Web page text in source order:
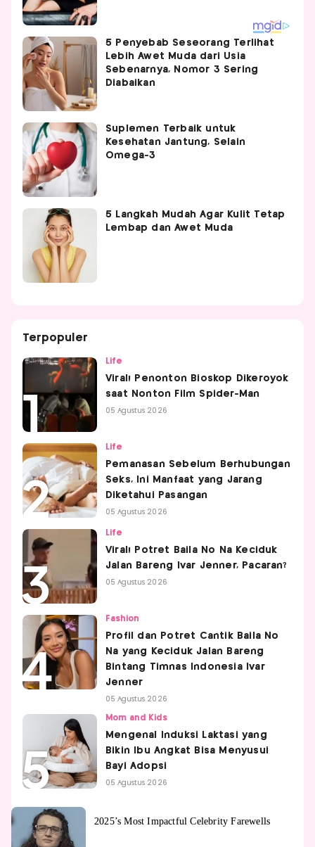
5 Penyebab Seseorang Terlihat
Lebih Awet Muda dari Usia
Sebenarnya, Nomor 3 Sering
Diabaikan
Suplemen Terbaik untuk
Kesehatan Jantung, Selain
Omega-3
5 Langkah Mudah Agar Kulit Tetap
Lembap dan Awet Muda
Terpopuler
Life
Viral! Penonton Bioskop Dikeroyok
saat Nonton Film Spider-Man
05 Agustus 2026
Life
Pemanasan Sebelum Berhubungan
Seks, Ini Manfaat yang Jarang
Diketahui Pasangan
05 Agustus 2026
Life
Viral! Potret Baila No Na Keciduk
Jalan Bareng Ivar Jenner, Pacaran?
05 Agustus 2026
Fashion
Profil dan Potret Cantik Baila No
Na yang Keciduk Jalan Bareng
Bintang Timnas Indonesia Ivar
Jenner
05 Agustus 2026
Mom and Kids
Mengenal Induksi Laktasi yang
Bikin Ibu Angkat Bisa Menyusui
Bayi Adopsi
05 Agustus 2026